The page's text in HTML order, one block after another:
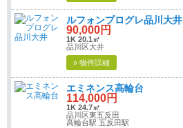
ルフォンプログレ品川大井
90,000円
1K 20.1㎡
品川区大井
» 物件詳細
エミネンス高輪台
114,000円
1K 24.7㎡
品川区東五反田
高輪台駅 五反田駅